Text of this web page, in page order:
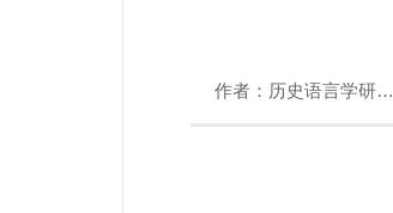
作者：历史语言学研究一室